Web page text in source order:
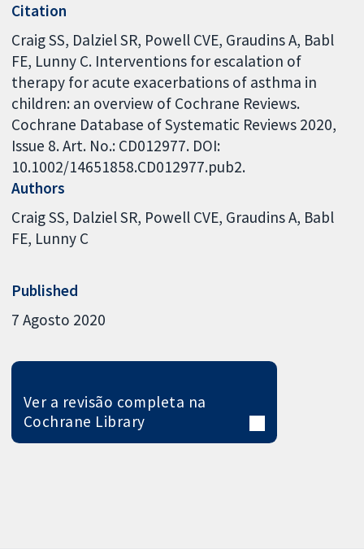
Citation
Craig SS, Dalziel SR, Powell CVE, Graudins A, Babl
FE, Lunny C. Interventions for escalation of
therapy for acute exacerbations of asthma in
children: an overview of Cochrane Reviews.
Cochrane Database of Systematic Reviews 2020,
Issue 8. Art. No.: CD012977. DOI:
10.1002/14651858.CD012977.pub2.
Authors
Craig SS Dalziel SR Powell CVE Graudins A Babl
FE Lunny C
Published
7 Agosto 2020
Ver a revisão completa na
Cochrane Library